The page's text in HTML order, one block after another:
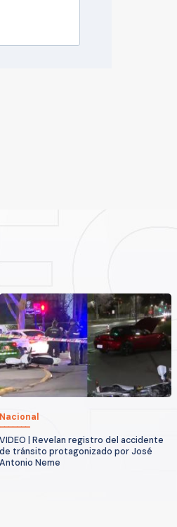
Nacional
VIDEO | Revelan registro del accidente
de tránsito protagonizado por José
Antonio Neme